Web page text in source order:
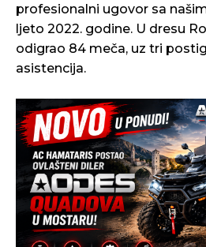
profesionalni ugovor sa
ljeto 2022. godine. U dresu
odigrao 84 meča, uz tri
asistencija.